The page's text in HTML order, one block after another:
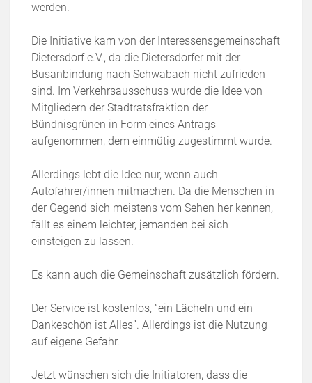
werden.
Die Initiative kam von der Interessensgemeinschaft
Dietersdorf e.V., da die Dietersdorfer mit der
Busanbindung nach Schwabach nicht zufrieden
sind. Im Verkehrsausschuss wurde die Idee von
Mitgliedern der Stadtratsfraktion der
Bündnisgrünen in Form eines Antrags
aufgenommen, dem einmütig zugestimmt wurde.
Allerdings lebt die Idee nur, wenn auch
Autofahrer/innen mitmachen. Da die Menschen in
der Gegend sich meistens vom Sehen her kennen,
fällt es einem leichter, jemanden bei sich
einsteigen zu lassen.
Es kann auch die Gemeinschaft zusätzlich fördern.
Der Service ist kostenlos, “ein Lächeln und ein
Dankeschön ist Alles”. Allerdings ist die Nutzung
auf eigene Gefahr.
Jetzt wünschen sich die Initiatoren, dass die